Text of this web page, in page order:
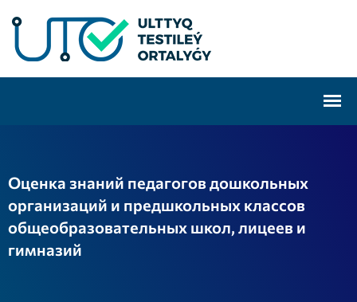
Оценка знаний педагогов дошкольных
организаций и предшкольных классов
общеобразовательных школ, лицеев и
гимназий